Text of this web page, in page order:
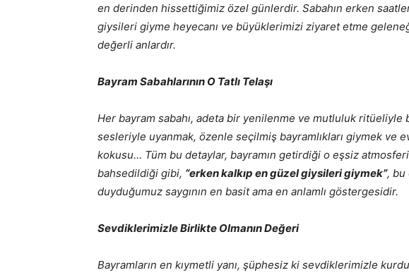
en derinden hissettiğimiz özel günlerdir. Sabahın erken
giysileri giyme heyecanı ve büyüklerimizi ziyaret etme
değerli anlardır.
Bayram Sabahlarının O Tatlı Telaşı
Her bayram sabahı, adeta bir yenilenme ve mutluluk ritüeliyle
sesleriyle uyanmak, özenle seçilmiş bayramlıkları giymek ve
kokusu… Tüm bu detaylar, bayramın getirdiği o eşsiz
bahsedildiği gibi, “erken kalkıp en güzel giysileri giymek”, bu
duyduğumuz saygının en basit ama en anlamlı göstergesidir.
Sevdiklerimizle Birlikte Olmanın Değeri
Bayramların en kıymetli yanı, şüphesiz ki sevdiklerimizle